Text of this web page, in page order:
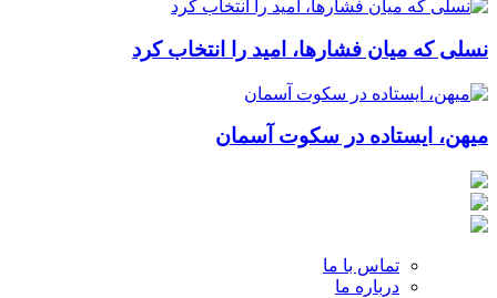
نسلی که میان فشارها، امید را انتخاب کرد
میهن، ایستاده در سکوت آسمان
تماس با ما
درباره ما